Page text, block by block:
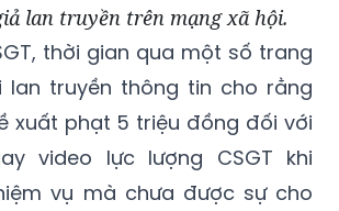
lan truyền trên mạng xã hội.
thời gian qua một số trang
lan truyền thông tin cho rằng
xuất phạt 5 triệu đồng đối với
video lực lượng CSGT khi
vụ mà chưa được sự cho